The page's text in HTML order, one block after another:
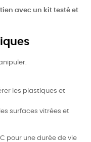
avec un kit testé et
les plastiques et
surfaces vitrées et
pour une durée de vie